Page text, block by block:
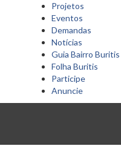
Projetos
Eventos
Demandas
Notícias
Guia Bairro Buritis
Folha Buritis
Participe
Anuncie